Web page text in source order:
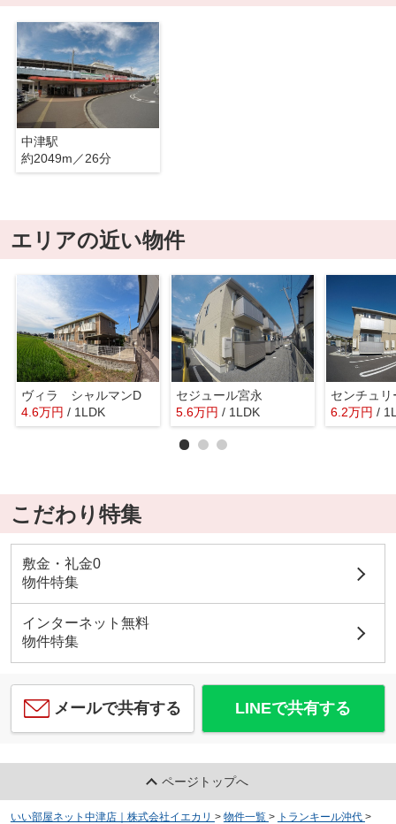
中津駅
約2049m／26分
エリアの近い物件
ヴィラ シャルマンD
4.6万円 / 1LDK
セジュール宮永
5.6万円 / 1LDK
センチュ
6.2万円 /
こだわり特集
敷金・礼金0
物件特集
インターネット無料
物件特集
メールで共有する LINEで共有する
ページトップへ
いい部屋ネット中津店｜株式会社イエカリ > 物件一覧 > トランキール沖代 >